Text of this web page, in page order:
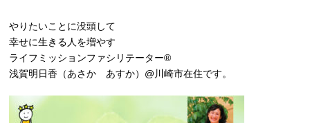
やりたいことに没頭して
幸せに生きる人を増やす
ライフミッションファシリテーター®
浅賀明日香（あさか あすか）@川崎市在住です。